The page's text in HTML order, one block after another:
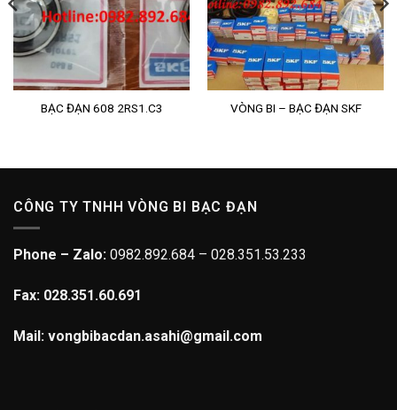
BẠC ĐẠN 608 2RS1.C3 VÒNG BI – BẠC ĐẠN SKF
CÔNG TY TNHH VÒNG BI BẠC ĐẠN
Phone – Zalo: 0982.892.684 – 028.351.53.233
Fax: 028.351.60.691
Mail: vongbibacdan.asahi@gmail.com